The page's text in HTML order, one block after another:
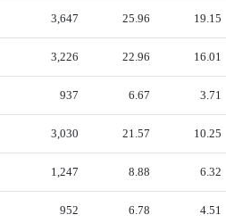
3,647 25.96 19.15
3,226 22.96 16.01
937 6.67 3.71
3,030 21.57 10.25
1,247 8.88 6.32
952 6.78 4.51